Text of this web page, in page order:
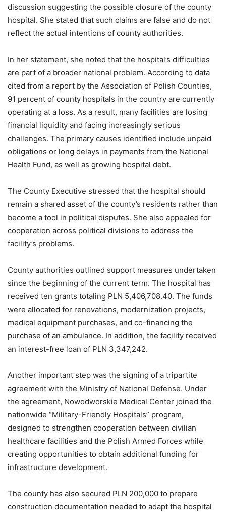
discussion suggesting the possible closure of the county
hospital. She stated that such claims are false and do not
reflect the actual intentions of county authorities.
In her statement, she noted that the hospital’s difficulties
are part of a broader national problem. According to data
cited from a report by the Association of Polish Counties,
91 percent of county hospitals in the country are currently
operating at a loss. As a result, many facilities are losing
financial liquidity and facing increasingly serious
challenges. The primary causes identified include unpaid
obligations or long delays in payments from the National
Health Fund, as well as growing hospital debt.
The County Executive stressed that the hospital should
remain a shared asset of the county’s residents rather than
become a tool in political disputes. She also appealed for
cooperation across political divisions to address the
facility’s problems.
County authorities outlined support measures undertaken
since the beginning of the current term. The hospital has
received ten grants totaling PLN 5,406,708.40. The funds
were allocated for renovations, modernization projects,
medical equipment purchases, and co-financing the
purchase of an ambulance. In addition, the facility received
an interest-free loan of PLN 3,347,242.
Another important step was the signing of a tripartite
agreement with the Ministry of National Defense. Under
the agreement, Nowodworskie Medical Center joined the
nationwide “Military-Friendly Hospitals” program,
designed to strengthen cooperation between civilian
healthcare facilities and the Polish Armed Forces while
creating opportunities to obtain additional funding for
infrastructure development.
The county has also secured PLN 200,000 to prepare
construction documentation needed to adapt the hospital